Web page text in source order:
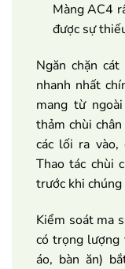
Màng AC4
được sự
Ngăn chặn
nhanh nhất
mang từ
thảm chùi
các lối ra vào,
Thao tác chùi
trước khi
Kiểm soát ma
có trọng lượng
áo, bàn ăn)